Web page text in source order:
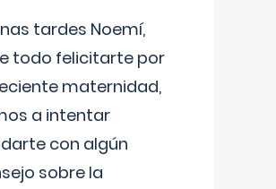
tardes Noemí,
todo felicitarte por
maternidad,
a intentar
con algún
sobre la